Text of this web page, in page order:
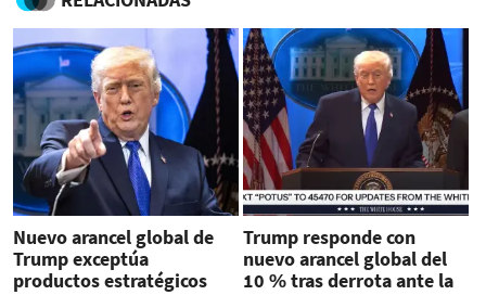
Nuevo arancel global de
Trump exceptúa
productos estratégicos
Trump responde con
nuevo arancel global del
10 % tras derrota ante la